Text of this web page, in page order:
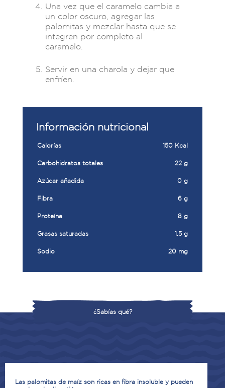
Una vez que el caramelo cambia a
un color oscuro, agregar las
palomitas y mezclar hasta que se
integren por completo al
caramelo.
Servir en una charola y dejar que
enfríen.
Información nutricional
Calorías 150 Kcal
Carbohidratos totales 22 g
Azúcar añadida 0 g
Fibra 6 g
Proteína 8 g
Grasas saturadas 1.5 g
Sodio 20 mg
¿Sabías qué?
Las palomitas de maíz son ricas en fibra insoluble y pueden